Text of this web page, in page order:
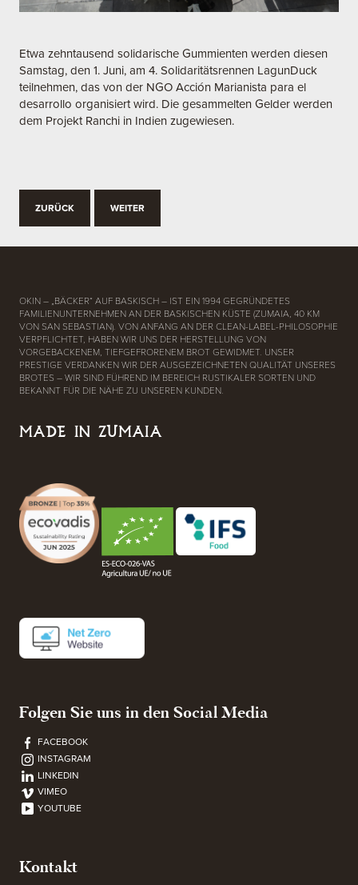
Etwa zehntausend solidarische Gummienten werden diesen
Samstag, den 1. Juni, am 4. Solidaritätsrennen LagunDuck
teilnehmen, das von der NGO Acción Marianista para el
desarrollo organisiert wird. Die gesammelten Gelder werden
dem Projekt Ranchi in Indien zugewiesen.
ZURÜCK WEITER
OKIN – „BÄCKER“ AUF BASKISCH – IST EIN 1994 GEGRÜNDETES
FAMILIENUNTERNEHMEN AN DER BASKISCHEN KÜSTE (ZUMAIA, 40 KM
VON SAN SEBASTIAN). VON ANFANG AN DER CLEAN-LABEL-PHILOSOPHIE
VERPFLICHTET, HABEN WIR UNS DER HERSTELLUNG VON
VORGEBACKENEM, TIEFGEFRORENEM BROT GEWIDMET. UNSER
PRESTIGE VERDANKEN WIR DER AUSGEZEICHNETEN QUALITÄT UNSERES
BROTES – WIR SIND FÜHREND IM BEREICH RUSTIKALER SORTEN UND
BEKANNT FÜR DIE NÄHE ZU UNSEREN KUNDEN.
MADE IN ZUMAIA
Folgen Sie uns in den Social Media
FACEBOOK
INSTAGRAM
LINKEDIN
VIMEO
YOUTUBE
Kontakt